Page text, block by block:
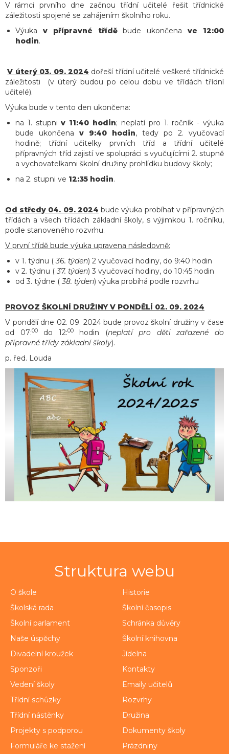
V rámci prvního dne začnou třídní učitelé řešit třídnické
záležitosti spojené se zahájením školního roku.
Výuka v přípravné tříděbude ukončenave 12:00
hodin.
V úterý 03. 09. 2024 dořeší třídní učitelé veškeré třídnické
záležitosti (v úterý budou po celou dobu ve třídách třídní
učitelé).
Výuka bude v tento den ukončena:
na 1. stupniv 11:40 hodin; neplatí pro 1. ročník - výuka
bude ukončena v 9:40 hodin, tedy po 2. vyučovací
hodině; třídní učitelky prvních tříd a třídní učitelé
přípravných tříd zajistí ve spolupráci s vyučujícími 2. stupně
a vychovatelkami školní družiny prohlídku budovy školy;
na 2. stupni ve 12:35 hodin.
Od středy 04. 09. 2024 bude výuka probíhat v přípravných
třídách a všech třídách základní školy, s výjimkou 1. ročníku,
podle stanoveného rozvrhu.
V první třídě bude výuka upravena následovně:
v 1. týdnu (36. týden) 2 vyučovací hodiny, do 9:40 hodin
v 2. týdnu (37. týden) 3 vyučovací hodiny, do 10:45 hodin
od 3. týdne (38. týden) výuka probíhá podle rozvrhu
PROVOZ ŠKOLNÍ DRUŽINY V PONDĚLÍ 02. 09. 2024
V pondělí dne 02. 09. 2024 bude provoz školní družiny v čase
od 07:00do 12:00hodin (neplatí pro děti zařazené do
přípravné třídy základní školy).
p. řed. Louda
Struktura webu
O škole
Historie
Školská rada
Školní časopis
Školní parlament
Schránka důvěry
Naše úspěchy
Školní knihovna
Divadelní kroužek
Jídelna
Sponzoři
Kontakty
Vedení školy
Emaily učitelů
Třídní schůzky
Rozvrhy
Třídní nástěnky
Družina
Projekty s podporou
Dokumenty školy
Formuláře ke stažení
Prázdniny